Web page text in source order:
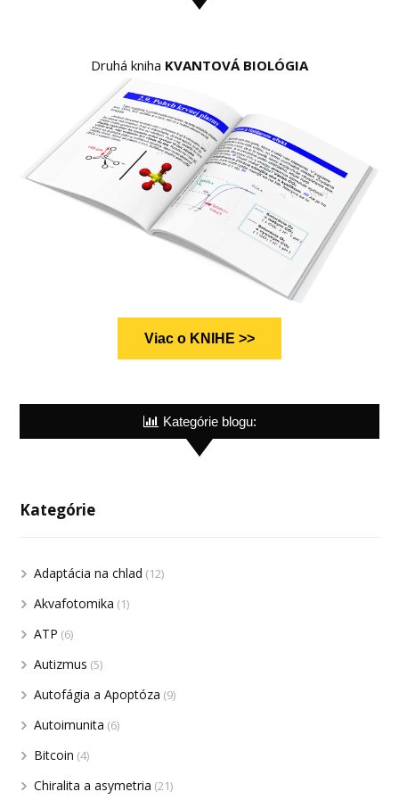
Druhá kniha KVANTOVÁ BIOLÓGIA
Viac o KNIHE >>
Kategórie blogu:
Kategórie
Adaptácia na chlad (12)
Akvafotomika (1)
ATP (6)
Autizmus (5)
Autofágia a Apoptóza (9)
Autoimunita (6)
Bitcoin (4)
Chiralita a asymetria (21)